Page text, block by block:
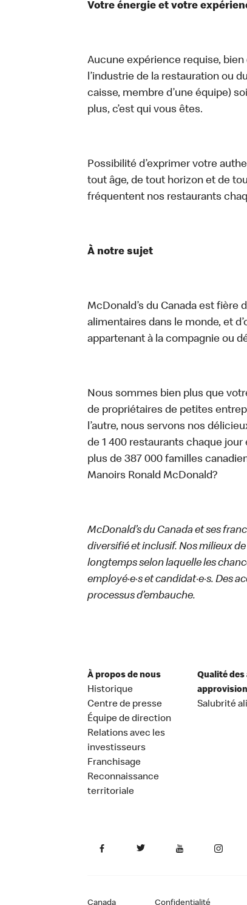
Votre énergie et votre
Aucune expérience requise,
l’industrie de la restauration ou
caisse, membre d’une équipe)
plus, c’est qui vous êtes.
Possibilité d’exprimer votre
tout âge, de tout horizon et de
fréquentent nos restaurants
À notre sujet
McDonald’s du Canada est fière
alimentaires dans le monde, et
appartenant à la compagnie ou
Nous sommes bien plus que
de propriétaires de petites
l’autre, nous servons nos
de 1 400 restaurants chaque
plus de 387 000 familles
Manoirs Ronald McDonald?
McDonald’s du Canada et ses
diversifié et inclusif. Nos milieux
longtemps selon laquelle les
employé·e·s et candidat·e·s.
processus d’embauche.
À propos de nous
Historique
Centre de presse
Équipe de direction
Relations avec les
investisseurs
Franchisage
Reconnaissance
territoriale
Qualité
Salubrité
Canada Confidentialité